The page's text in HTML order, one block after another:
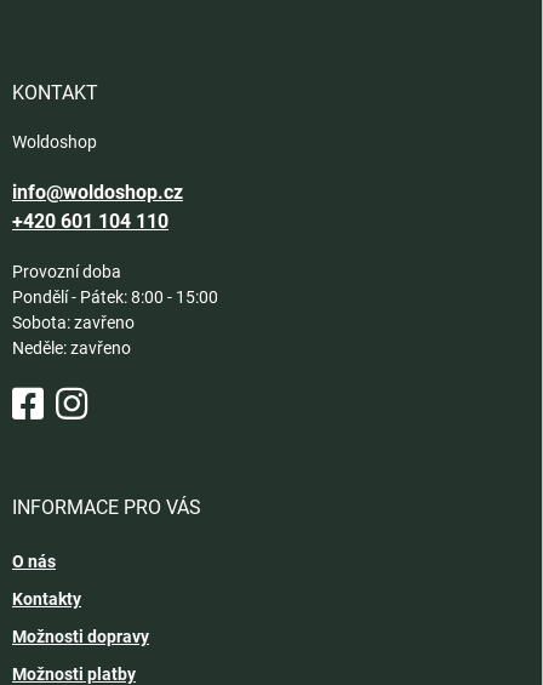
KONTAKT
Woldoshop
info@woldoshop.cz
+420 601 104 110
Provozní doba
Pondělí - Pátek: 8:00 - 15:00
Sobota: zavřeno
Neděle: zavřeno
INFORMACE PRO VÁS
O nás
Kontakty
Možnosti dopravy
Možnosti platby